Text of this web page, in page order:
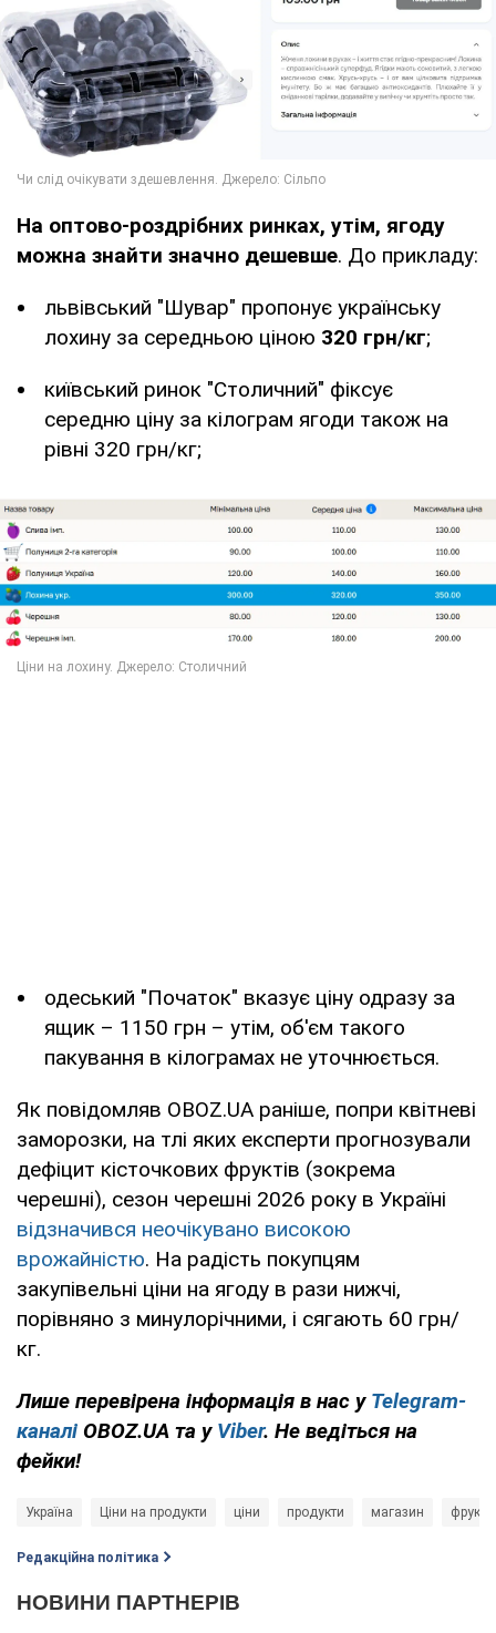
На оптово-роздрібних ринках, утім, ягоду
можна знайти значно дешевше. До прикладу:
львівський "Шувар" пропонує українську
лохину за середньою ціною 320 грн/кг;
київський ринок "Столичний" фіксує
середню ціну за кілограм ягоди також на
рівні 320 грн/кг;
одеський "Початок" вказує ціну одразу за
ящик – 1150 грн – утім, об'єм такого
пакування в кілограмах не уточнюється.
Як повідомляв OBOZ.UA раніше, попри квітневі
заморозки, на тлі яких експерти прогнозували
дефіцит кісточкових фруктів (зокрема
черешні), сезон черешні 2026 року в Україні
відзначився неочікувано високою
врожайністю. На радість покупцям
закупівельні ціни на ягоду в рази нижчі,
порівняно з минулорічними, і сягають 60 грн/
кг.
Лише перевірена інформація в нас у Telegram-
каналі OBOZ.UA та у Viber. Не ведіться на
фейки!
Україна Ціни на продукти ціни продукти магазин фрукт
Редакційна політика